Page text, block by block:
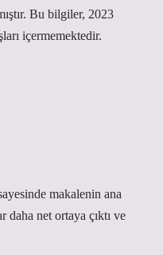
Bu bilgiler, 2023
içermemektedir.
makalenin ana
daha net ortaya çıktı ve